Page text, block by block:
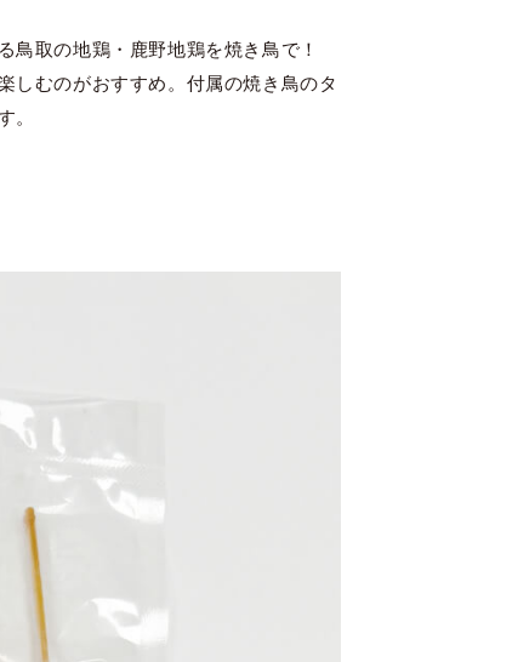
鳥取の地鶏・鹿野地鶏を焼き鳥で！
しむのがおすすめ。付属の焼き鳥のタ
。